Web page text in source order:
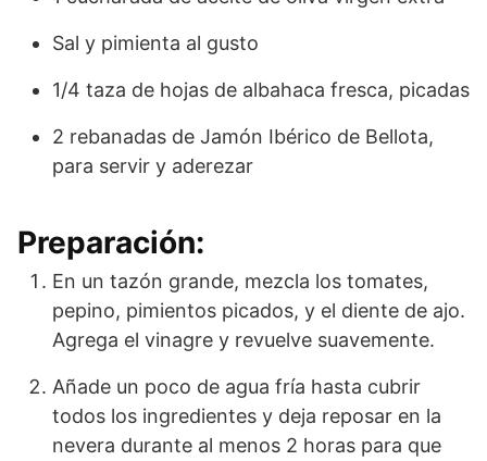
Sal y pimienta al gusto
1/4 taza de hojas de albahaca fresca, picadas
2 rebanadas de Jamón Ibérico de Bellota,
para servir y aderezar
Preparación:
En un tazón grande, mezcla los tomates,
pepino, pimientos picados, y el diente de ajo.
Agrega el vinagre y revuelve suavemente.
Añade un poco de agua fría hasta cubrir
todos los ingredientes y deja reposar en la
nevera durante al menos 2 horas para que